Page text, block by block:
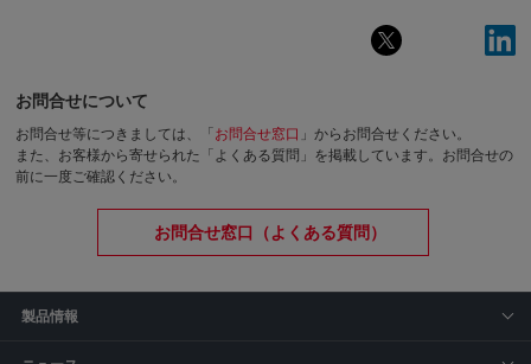
お問合せについて
お問合せ等につきましては、「 お問合せ窓口 」からお問合せください。
また、お客様から寄せられた「よくある質問」を掲載しています。お問合せの
前に一度ご確認ください。
お問合せ窓口（よくある質問）
製品情報